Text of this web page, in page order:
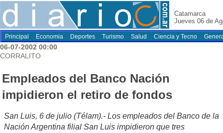
Catamarca
Jueves 06 de
Principal Economia Deportes Turismo Salud Ciencia y Tecno
06-07-2002 00:00
CORRALITO
Empleados del Banco Nación
impidieron el retiro de fondos
San Luis, 6 de julio (Télam).- Los empleados del Banco de la
Nación Argentina filial San Luis impidieron que tres